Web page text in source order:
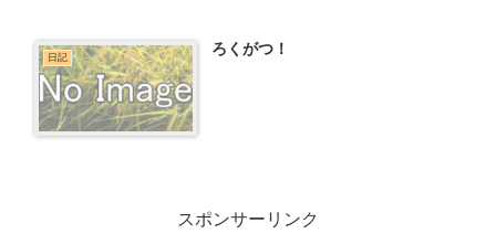
日記 ろくがつ！
スポンサーリンク